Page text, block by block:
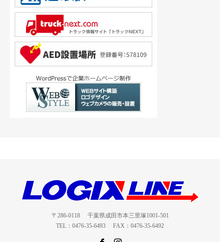
〒286-0118 千葉県成田市本三里塚1001-501
TEL：0476-35-6493 FAX：0476-35-6492